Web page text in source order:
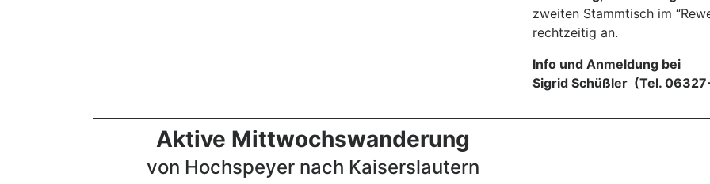
zweiten Stammtisch im
rechtzeitig an.
Info und Anmeldung bei
Sigrid Schüßler (Tel.
Aktive Mittwochswanderung
von Hochspeyer nach Kaiserslautern